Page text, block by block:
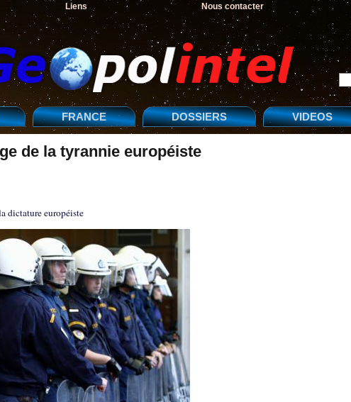
Liens Nous contacter
FRANCE DOSSIERS VIDEOS
de la tyrannie européiste
dictature européiste